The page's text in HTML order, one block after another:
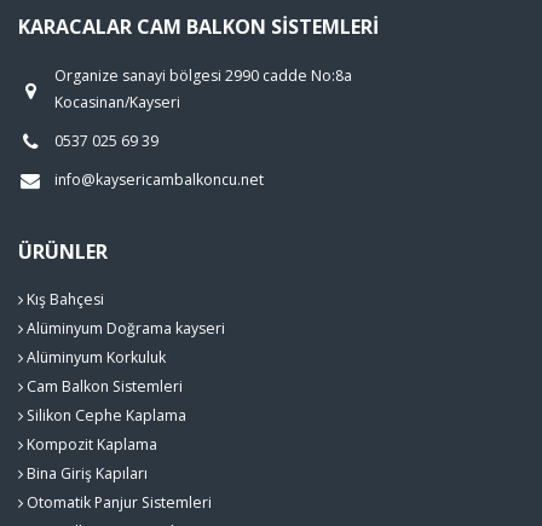
KARACALAR CAM BALKON SISTEMLERI
Organize sanayi bölgesi 2990 cadde No:8a
Kocasinan/Kayseri
0537 025 69 39
info@kaysericambalkoncu.net
ÜRÜNLER
Kış Bahçesi
Alüminyum Doğrama kayseri
Alüminyum Korkuluk
Cam Balkon Sistemleri
Silikon Cephe Kaplama
Kompozit Kaplama
Bina Giriş Kapıları
Otomatik Panjur Sistemleri